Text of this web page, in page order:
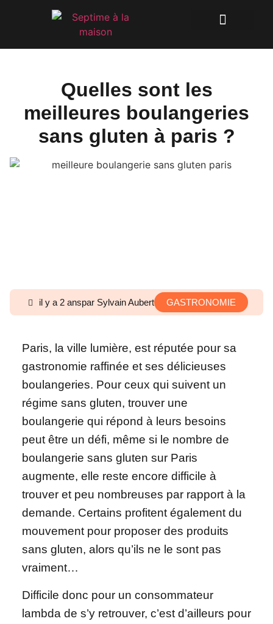
Quelles sont les
meilleures boulangeries
sans gluten à paris ?
il y a 2 anspar Sylvain Aubert GASTRONOMIE
Paris, la ville lumière, est réputée pour sa
gastronomie raffinée et ses délicieuses
boulangeries. Pour ceux qui suivent un
régime sans gluten, trouver une
boulangerie qui répond à leurs besoins
peut être un défi, même si le nombre de
boulangerie sans gluten sur Paris
augmente, elle reste encore difficile à
trouver et peu nombreuses par rapport à la
demande. Certains profitent également du
mouvement pour proposer des produits
sans gluten, alors qu’ils ne le sont pas
vraiment…
Difficile donc pour un consommateur
lambda de s’y retrouver, c’est d’ailleurs pour